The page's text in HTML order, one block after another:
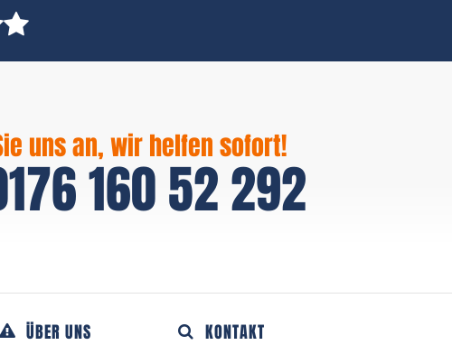
uns an, wir helfen sofort!
160 52 292
ÜBER UNS KONTAKT